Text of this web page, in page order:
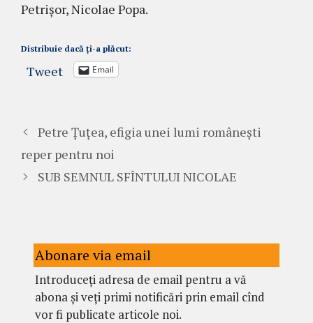
Petrișor, Nicolae Popa.
Distribuie dacă ți-a plăcut:
Tweet Email
Petre Țuțea, efigia unei lumi românești
reper pentru noi
SUB SEMNUL SFÎNTULUI NICOLAE
Abonare via email
Introduceți adresa de email pentru a vă
abona și veți primi notificări prin email cînd
vor fi publicate articole noi.